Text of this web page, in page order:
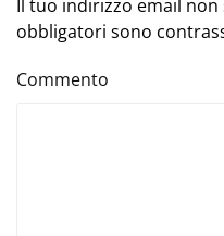
Il tuo indirizzo email
obbligatori sono
Commento